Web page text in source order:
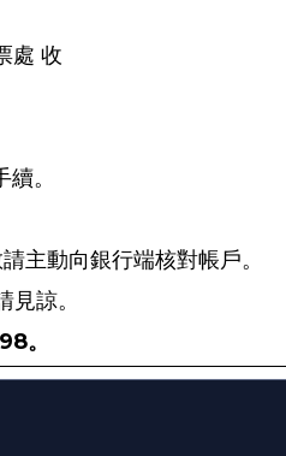
處 收
。
主動向銀行端核對帳戶。
諒。
。